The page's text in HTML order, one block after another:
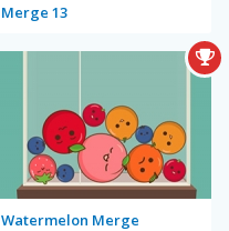
Merge 13
Watermelon Merge